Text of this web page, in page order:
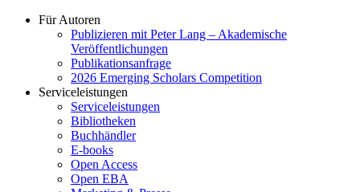
Für Autoren
Publizieren mit Peter Lang – Akademische
Veröffentlichungen
Publikationsanfrage
2026 Emerging Scholars Competition
Serviceleistungen
Serviceleistungen
Bibliotheken
Buchhändler
E-books
Open Access
Open EBA